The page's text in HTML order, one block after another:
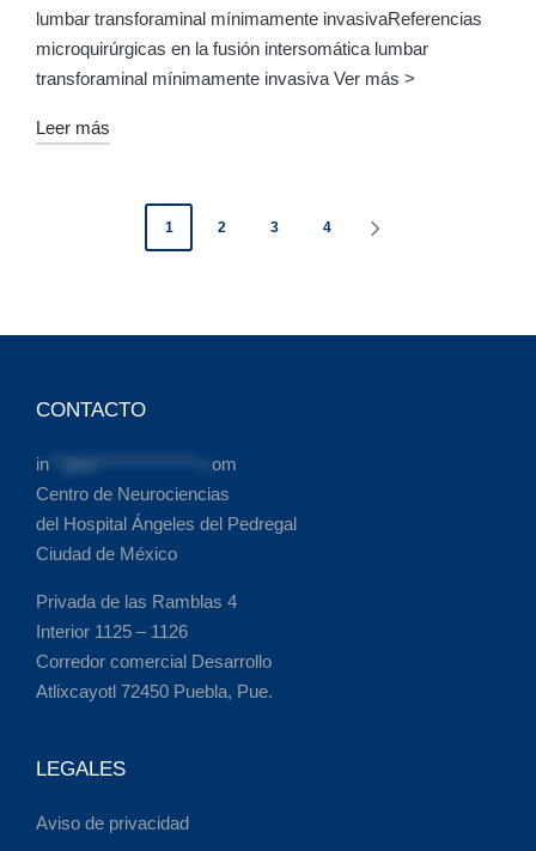
lumbar transforaminal mínimamente invasivaReferencias
microquirúrgicas en la fusión intersomática lumbar
transforaminal mínimamente invasiva Ver más >
Leer más
Paginación
1 2 3 4
CONTACTO
in
om
Centro de Neurociencias
del Hospital Ángeles del Pedregal
Ciudad de México
Privada de las Ramblas 4
Interior 1125 – 1126
Corredor comercial Desarrollo
Atlixcayotl 72450 Puebla, Pue.
LEGALES
Aviso de privacidad